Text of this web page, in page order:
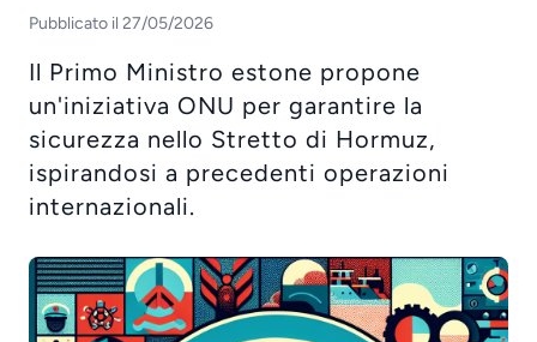
Pubblicato il 27/05/2026
Il Primo Ministro estone propone
un'iniziativa ONU per garantire la
sicurezza nello Stretto di Hormuz,
ispirandosi a precedenti operazioni
internazionali.